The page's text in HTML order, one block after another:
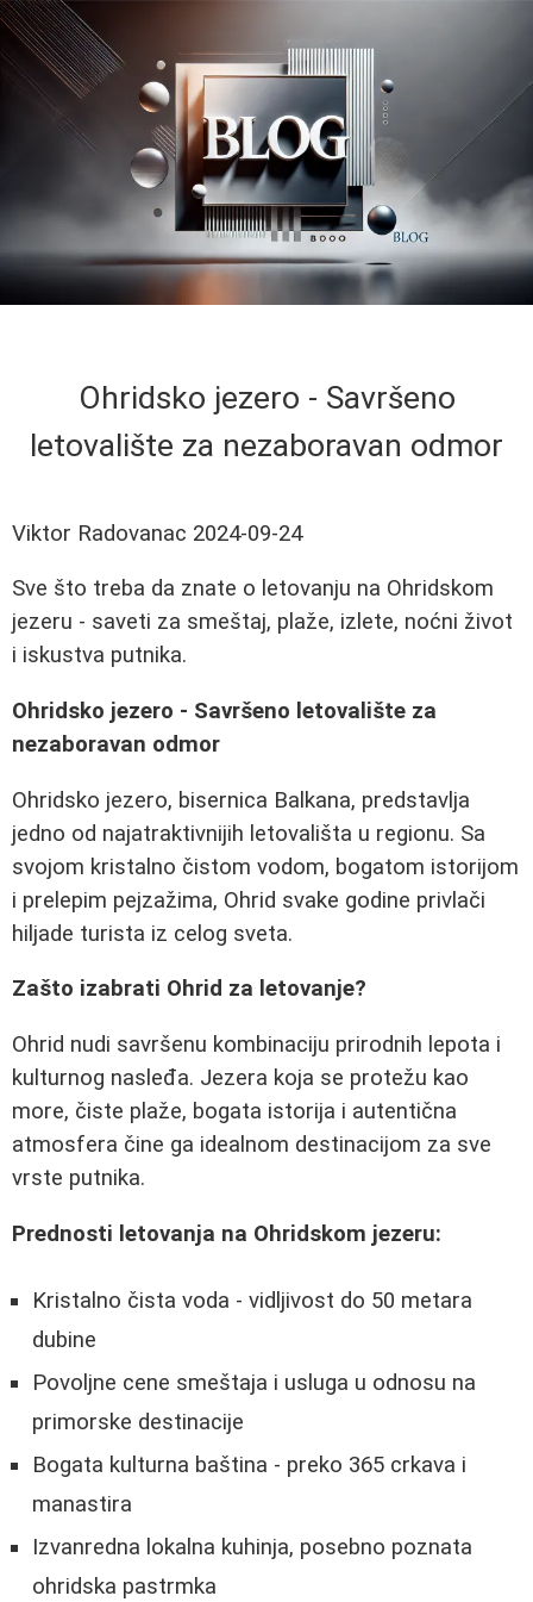
Ohridsko jezero - Savršeno
letovalište za nezaboravan odmor
Viktor Radovanac 2024-09-24
Sve što treba da znate o letovanju na Ohridskom
jezeru - saveti za smeštaj, plaže, izlete, noćni život
i iskustva putnika.
Ohridsko jezero - Savršeno letovalište za
nezaboravan odmor
Ohridsko jezero, bisernica Balkana, predstavlja
jedno od najatraktivnijih letovališta u regionu. Sa
svojom kristalno čistom vodom, bogatom istorijom
i prelepim pejzažima, Ohrid svake godine privlači
hiljade turista iz celog sveta.
Zašto izabrati Ohrid za letovanje?
Ohrid nudi savršenu kombinaciju prirodnih lepota i
kulturnog nasleđa. Jezera koja se protežu kao
more, čiste plaže, bogata istorija i autentična
atmosfera čine ga idealnom destinacijom za sve
vrste putnika.
Prednosti letovanja na Ohridskom jezeru:
Kristalno čista voda - vidljivost do 50 metara
dubine
Povoljne cene smeštaja i usluga u odnosu na
primorske destinacije
Bogata kulturna baština - preko 365 crkava i
manastira
Izvanredna lokalna kuhinja, posebno poznata
ohridska pastrmka